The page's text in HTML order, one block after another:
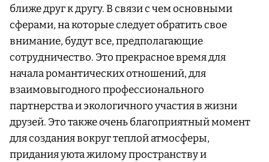
ближе друг к другу. В связи с чем основными
сферами, на которые следует обратить свое
внимание, будут все, предполагающие
сотрудничество. Это прекрасное время для
начала романтических отношений, для
взаимовыгодного профессионального
партнерства и экологичного участия в жизни
друзей. Это также очень благоприятный момент
для создания вокруг теплой атмосферы,
придания уюта жилому пространству и